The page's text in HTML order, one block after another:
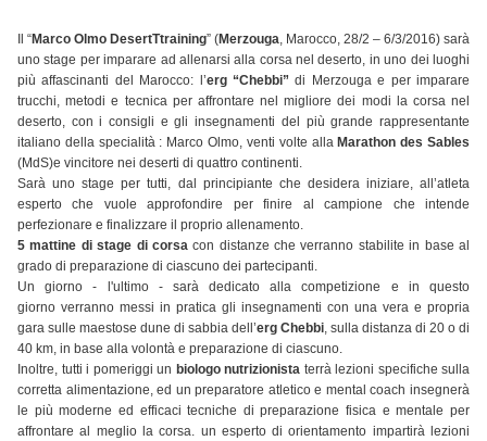
Il “Marco Olmo DesertTtraining” (Merzouga, Marocco, 28/2 – 6/3/2016) sarà
uno stage per imparare ad allenarsi alla corsa nel deserto, in uno dei luoghi
più affascinanti del Marocco: l’erg “Chebbi” di Merzouga e per imparare
trucchi, metodi e tecnica per affrontare nel migliore dei modi la corsa nel
deserto, con i consigli e gli insegnamenti del più grande rappresentante
italiano della specialità : Marco Olmo, venti volte alla Marathon des Sables
(MdS)e vincitore nei deserti di quattro continenti.
Sarà uno stage per tutti, dal principiante che desidera iniziare, all’atleta
esperto che vuole approfondire per finire al campione che intende
perfezionare e finalizzare il proprio allenamento.
5 mattine di stage di corsacon distanze che verranno stabilite in base al
grado di preparazione di ciascuno dei partecipanti.
Un giorno - l'ultimo - sarà dedicato alla competizione e in questo
giorno verranno messi in pratica gli insegnamenti con una vera e propria
gara sulle maestose dune di sabbia dell’erg Chebbi, sulla distanza di 20 o di
40 km, in base alla volontà e preparazione di ciascuno.
Inoltre, tutti i pomeriggi un biologo nutrizionista terrà lezioni specifiche sulla
corretta alimentazione, ed un preparatore atletico e mental coach insegnerà
le più moderne ed efficaci tecniche di preparazione fisica e mentale per
affrontare al meglio la corsa. un esperto di orientamento impartirà lezioni